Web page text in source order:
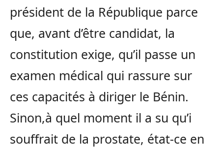
président de la République parce
que, avant d’être candidat, la
constitution exige, qu’il passe un
examen médical qui rassure sur
ces capacités à diriger le Bénin.
Sinon,à quel moment il a su qu’i
souffrait de la prostate, état-ce en